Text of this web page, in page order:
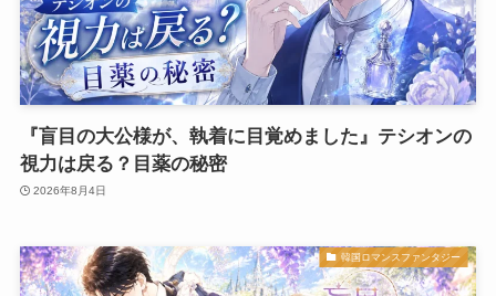
『盲目の大公様が、執着に目覚めました』テシオンの
視力は戻る？目薬の秘密
2026年8月4日
韓国ロマンスファンタジー